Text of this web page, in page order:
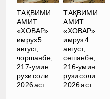
ТАҚВИМИ
АМИТ
«ХОВАР»:
имрӯз 5
август,
чоршанбе,
217-умин
рӯзи соли
2026 аст
ТАҚВИМИ
АМИТ
«ХОВАР»:
имрӯз 4
август,
сешанбе,
216-умин
рӯзи соли
2026 аст